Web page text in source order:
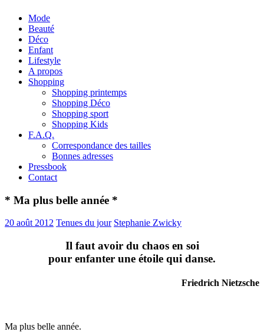
Mode
Beauté
Déco
Enfant
Lifestyle
A propos
Shopping
Shopping printemps
Shopping Déco
Shopping sport
Shopping Kids
F.A.Q.
Correspondance des tailles
Bonnes adresses
Pressbook
Contact
* Ma plus belle année *
20 août 2012 Tenues du jour Stephanie Zwicky
Il faut avoir du chaos en soi
pour enfanter une étoile qui danse.
Friedrich Nietzsche
Ma plus belle année.